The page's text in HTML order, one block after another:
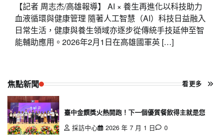
【記者 周志杰/高雄報導】 AI × 養生再進化以科技助力
血液循環與健康管理 隨著人工智慧（AI）科技日益融入
日常生活，健康與養生領域亦逐步從傳統手技延伸至智
能輔助應用。2026年2月1日在高雄國軍英 […]
焦點新聞 看更多
臺中金饌獎火熱開跑！下一個優質餐飲得主就是您
採訪中心
2026 年 7 月 1 日 0